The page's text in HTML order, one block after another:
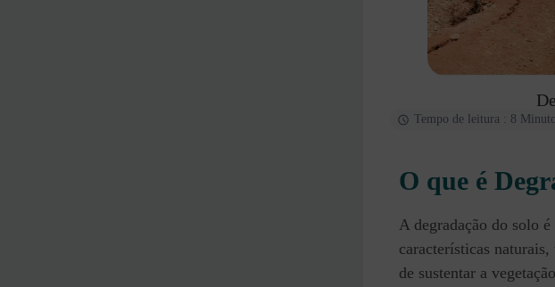
Tempo de leitura : 8
O que é
A degradação do solo
características
de sustentar a